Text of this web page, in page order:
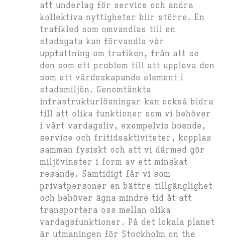
att underlag för service och andra
kollektiva nyttigheter blir större. En
trafikled som omvandlas till en
stadsgata kan förvandla vår
uppfattning om trafiken, från att se
den som ett problem till att uppleva den
som ett värdeskapande element i
stadsmiljön. Genomtänkta
infrastrukturlösningar kan också bidra
till att olika funktioner som vi behöver
i vårt vardagsliv, exempelvis boende,
service och fritidsaktiviteter, kopplas
samman fysiskt och att vi därmed gör
miljövinster i form av ett minskat
resande. Samtidigt får vi som
privatpersoner en bättre tillgänglighet
och behöver ägna mindre tid åt att
transportera oss mellan olika
vardagsfunktioner. På det lokala planet
är utmaningen för Stockholm on the